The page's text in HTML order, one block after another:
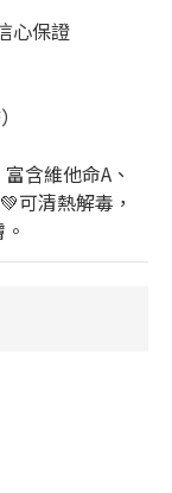
心保證
含維他命A、
可清熱解毒，